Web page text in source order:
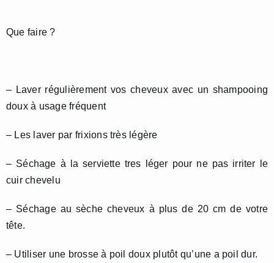
Que faire ?
– Laver régulièrement vos cheveux avec un shampooing
doux à usage fréquent
– Les laver par frixions très légère
– Séchage à la serviette tres léger pour ne pas irriter le
cuir chevelu
– Séchage au sèche cheveux à plus de 20 cm de votre
tête.
– Utiliser une brosse à poil doux plutôt qu’une a poil dur.